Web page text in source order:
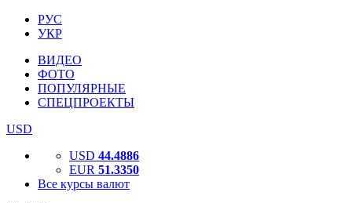
РУС
УКР
ВИДЕО
ФОТО
ПОПУЛЯРНЫЕ
СПЕЦПРОЕКТЫ
USD
USD 44.4886
EUR 51.3350
Все курсы валют